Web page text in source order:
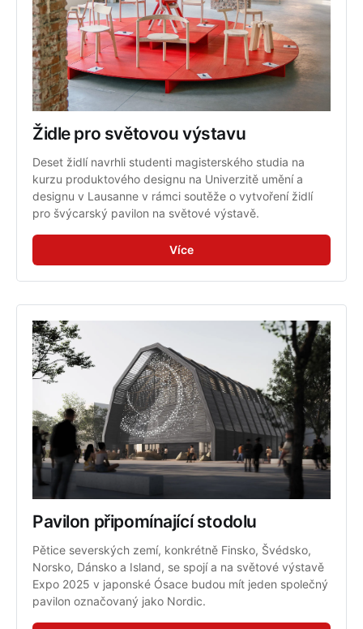
Židle pro světovou výstavu
Deset židlí navrhli studenti magisterského studia na
kurzu produktového designu na Univerzitě umění a
designu v Lausanne v rámci soutěže o vytvoření židlí
pro švýcarský pavilon na světové výstavě.
Více
Pavilon připomínající stodolu
Pětice severských zemí, konkrétně Finsko, Švédsko,
Norsko, Dánsko a Island, se spojí a na světové výstavě
Expo 2025 v japonské Ósace budou mít jeden společný
pavilon označovaný jako Nordic.